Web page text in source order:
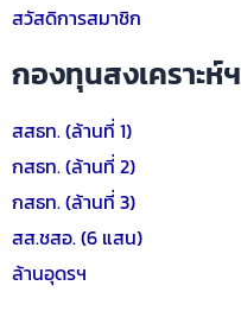
สวัสดิการสมาชิก
กองทุนสงเคราะห์ฯ
สสธท. (ล้านที่ 1)
กสธท. (ล้านที่ 2)
กสธท. (ล้านที่ 3)
สส.ชสอ. (6 แสน)
ล้านอุดรฯ